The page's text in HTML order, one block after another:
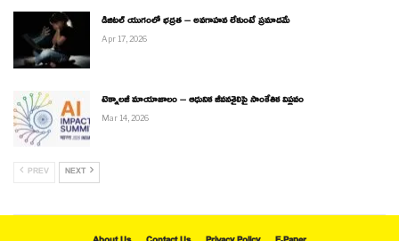
డిజిటల్ యుగంలో భద్రత – అవగాహన లేకుంటే ప్రమాదమే
Apr 17, 2026
టెక్నాలజీ మాయాజాలం – ఆధునిక జీవనశైలిపై సాంకేతిక విప్లవం
Mar 14, 2026
PREV NEXT